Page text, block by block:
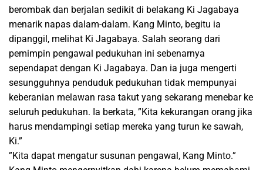
berombak dan berjalan sedikit di belakang Ki Jagabaya
menarik napas dalam-dalam. Kang Minto, begitu ia
dipanggil, melihat Ki Jagabaya. Salah seorang dari
pemimpin pengawal pedukuhan ini sebenarnya
sependapat dengan Ki Jagabaya. Dan ia juga mengerti
sesungguhnya penduduk pedukuhan tidak mempunyai
keberanian melawan rasa takut yang sekarang menebar ke
seluruh pedukuhan. Ia berkata, ”Kita kekurangan orang jika
harus mendampingi setiap mereka yang turun ke sawah,
Ki.”
”Kita dapat mengatur susunan pengawal, Kang Minto.”